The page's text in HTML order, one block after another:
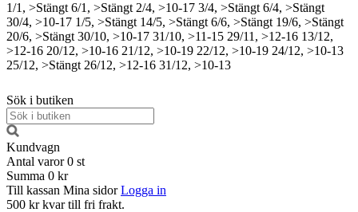
1/1, >Stängt 6/1, >Stängt 2/4, >10-17 3/4, >Stängt 6/4, >Stängt
30/4, >10-17 1/5, >Stängt 14/5, >Stängt 6/6, >Stängt 19/6, >Stängt
20/6, >Stängt 30/10, >10-17 31/10, >11-15 29/11, >12-16 13/12,
>12-16 20/12, >10-16 21/12, >10-19 22/12, >10-19 24/12, >10-13
25/12, >Stängt 26/12, >12-16 31/12, >10-13
Sök i butiken
Kundvagn
Antal varor 0 st
Summa 0 kr
Till kassan Mina sidor Logga in
500 kr kvar till fri frakt.